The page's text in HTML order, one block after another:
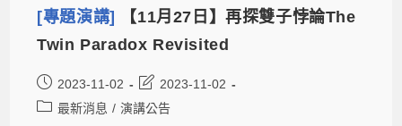
[專題演講]
【11月27日】再探雙子悖論The
Twin Paradox Revisited
2023-11-02
2023-11-02
最新消息 / 演講公告